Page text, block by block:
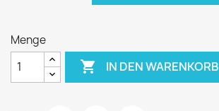
Menge
 IN DEN WARENKORB